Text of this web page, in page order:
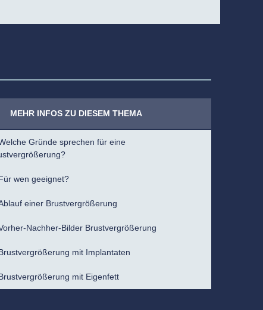
MEHR INFOS ZU DIESEM THEMA
Gründe sprechen für eine
wen geeignet?
einer Brustvergrößerung
Nachher-Bilder Brustvergrößerung
mit Implantaten
mit Eigenfett